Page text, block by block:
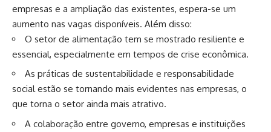
empresas e a ampliação das existentes, espera-se um
aumento nas vagas disponíveis. Além disso:
O setor de alimentação tem se mostrado resiliente e
essencial, especialmente em tempos de crise econômica.
As práticas de sustentabilidade e responsabilidade
social estão se tornando mais evidentes nas empresas, o
que torna o setor ainda mais atrativo.
A colaboração entre governo, empresas e instituições